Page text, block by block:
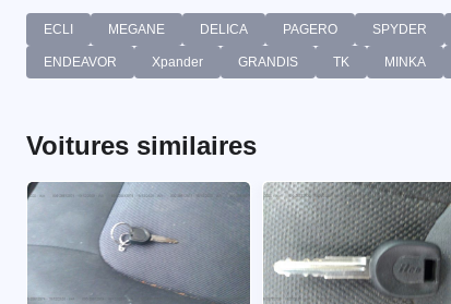
ECLI MEGANE DELICA PAGERO SPYDER
ENDEAVOR Xpander GRANDIS TK MINKA
Voitures similaires